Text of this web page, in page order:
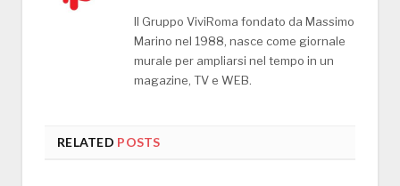
Il Gruppo ViviRoma fondato da Massimo
Marino nel 1988, nasce come giornale
murale per ampliarsi nel tempo in un
magazine, TV e WEB.
RELATED POSTS